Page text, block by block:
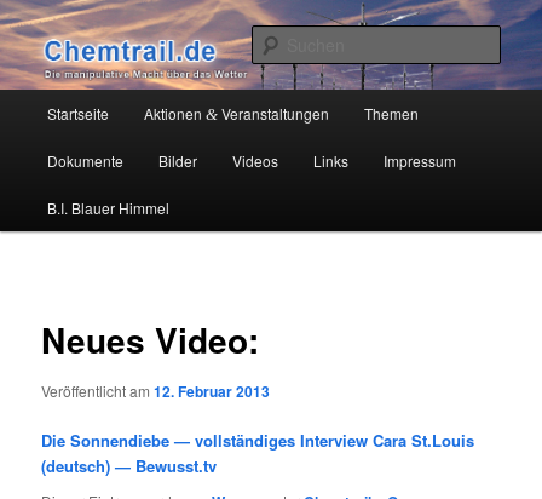
Zum
primären
Inhalt
springenChemtrail.de
Die manipulative Macht über das Wetter
Startseite Aktionen &Veranstaltungen Themen
Dokumente Bilder Videos Links Impressum
B.I. Blauer Himmel
Neues Video:
Veröffentlicht am12. Februar 2013
Die Sonnendiebe — vollständiges Interview Cara St.Louis
(deutsch) — Bewusst.tv